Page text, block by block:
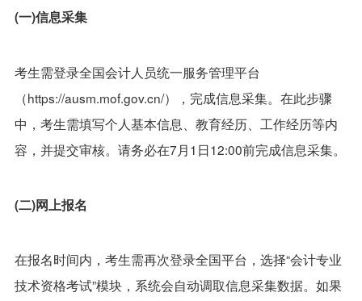
(一)信息采集
考生需登录全国会计人员统一服务管理平台
（https://ausm.mof.gov.cn/），完成信息采集。在此步骤
中，考生需填写个人基本信息、教育经历、工作经历等内
容，并提交审核。请务必在7月1日12:00前完成信息采集。
(二)网上报名
在报名时间内，考生需再次登录全国平台，选择“会计专业
技术资格考试”模块，系统会自动调取信息采集数据。如果